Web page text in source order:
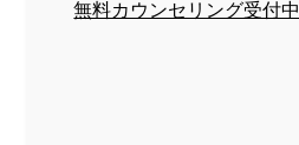
無料カウンセリング受付中